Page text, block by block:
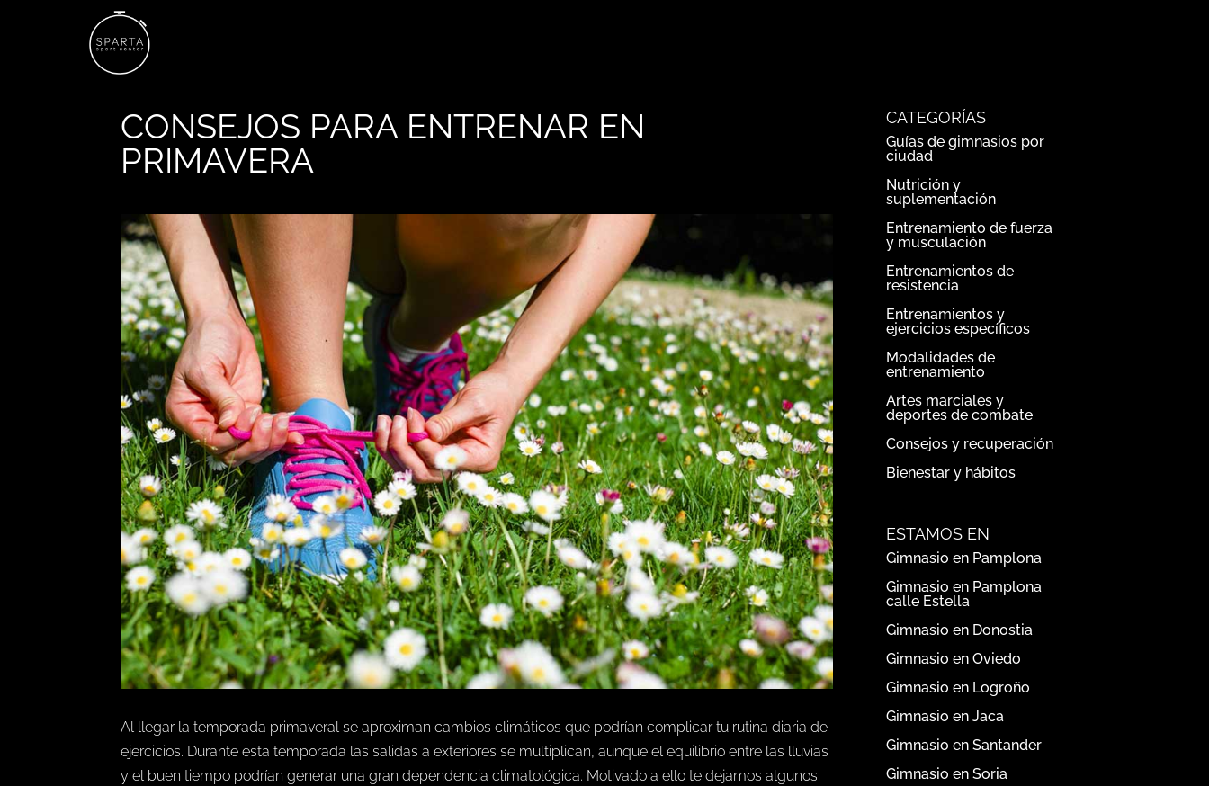
CONSEJOS PARA ENTRENAR EN
PRIMAVERA
Al llegar la temporada primaveral se aproximan cambios climáticos que podrían complicar tu rutina diaria de
ejercicios. Durante esta temporada las salidas a exteriores se multiplican, aunque el equilibrio entre las lluvias
y el buen tiempo podrían generar una gran dependencia climatológica. Motivado a ello te dejamos algunos
CATEGORÍAS
Guías de gimnasios por
ciudad
Nutrición y
suplementación
Entrenamiento de fuerza
y musculación
Entrenamientos de
resistencia
Entrenamientos y
ejercicios específicos
Modalidades de
entrenamiento
Artes marciales y
deportes de combate
Consejos y recuperación
Bienestar y hábitos
ESTAMOS EN
Gimnasio en Pamplona
Gimnasio en Pamplona
calle Estella
Gimnasio en Donostia
Gimnasio en Oviedo
Gimnasio en Logroño
Gimnasio en Jaca
Gimnasio en Santander
Gimnasio en Soria